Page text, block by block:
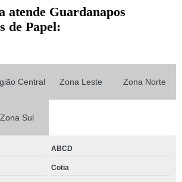
atende Guardanapos
de Papel:
Central Zona Leste Zona Norte
Zona Sul
ABCD
Cotia